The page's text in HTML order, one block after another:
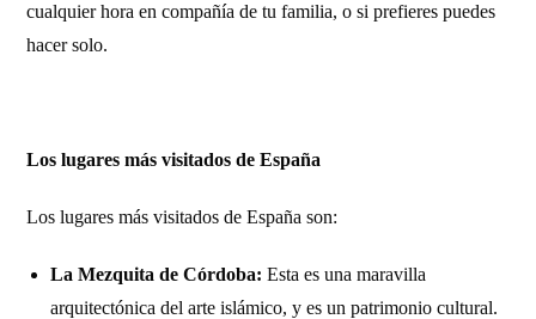
cualquier hora en compañía de tu familia, o si prefieres puedes
hacer solo.
Los lugares más visitados de España
Los lugares más visitados de España son:
La Mezquita de Córdoba: Esta es una maravilla
arquitectónica del arte islámico, y es un patrimonio cultural.